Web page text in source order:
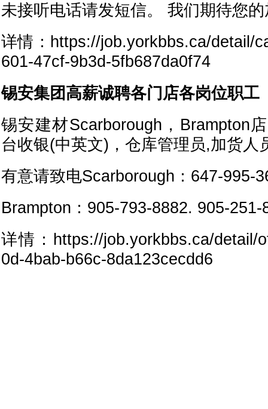
未接听电话请发短信。 我们期待您
详情：https://job.yorkbbs.ca/detail/
601-47cf-9b3d-5fb687da0f74
锡安集团高薪诚聘各门店各岗位职工
锡安建材Scarborough，Brampton
台收银(中英文)，仓库管理员,加货人
有意请致电Scarborough：647-995-
Brampton：905-793-8882. 905-251-
详情：https://job.yorkbbs.ca/detail/
0d-4bab-b66c-8da123cecdd6